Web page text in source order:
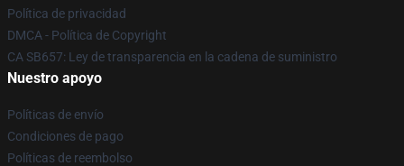
Política de privacidad
DMCA - Política de Copyright
CA SB657: Ley de transparencia en la cadena de suministro
Nuestro apoyo
Políticas de envío
Condiciones de pago
Políticas de reembolso